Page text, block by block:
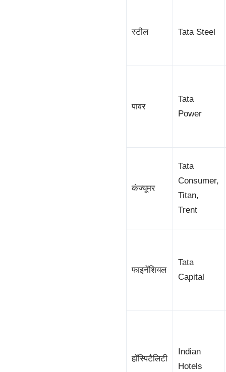
स्टील Tata Steel
पावर
Tata
Power
कंज्यूमर
Tata
Consumer,
Titan,
Trent
फाइनेंशियल
Tata
Capital
हॉस्पिटैलिटी
Indian
Hotels